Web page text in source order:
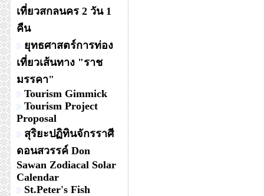
เที่ยวสกลนคร 2 วัน 1
คืน
ยุทธศาสตร์การท่อง
เที่ยวเส้นทาง "ราช
มรรคา"
Tourism Gimmick
Tourism Project
Proposal
สุริยะปฏิทินจักรราศี
ดอนสวรรค์ Don
Sawan Zodiacal Solar
Calendar
St.Peter's Fish